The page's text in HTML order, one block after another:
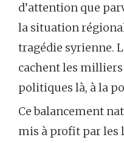
d’attention que
la situation
tragédie syrienne.
cachent les
politiques là, à la
Ce balancement
mis à profit par les